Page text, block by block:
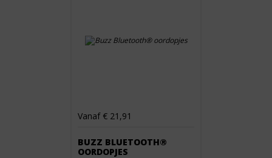
Vanaf € 21,91
BUZZ BLUETOOTH®
OORDOPJES